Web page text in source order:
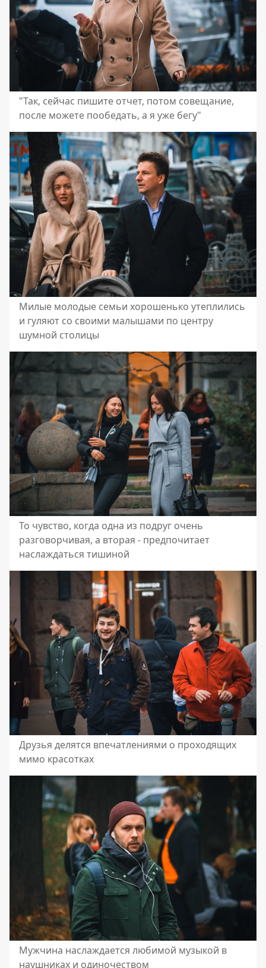
"Так, сейчас пишите отчет, потом совещание,
после можете пообедать, а я уже бегу"
Милые молодые семьи хорошенько утеплились
и гуляют со своими малышами по центру
шумной столицы
То чувство, когда одна из подруг очень
разговорчивая, а вторая - предпочитает
наслаждаться тишиной
Друзья делятся впечатлениями о проходящих
мимо красотках
Мужчина наслаждается любимой музыкой в
наушниках и одиночеством